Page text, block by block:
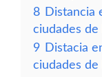
8 Distancia
ciudades de
9 Distacia
ciudades de